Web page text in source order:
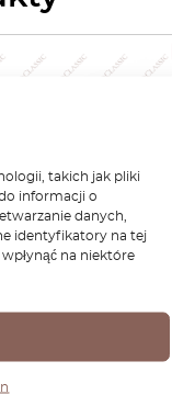
takich jak pliki
informacji o
danych,
identyfikatory na tej
na niektóre
/ Polo 86C 2F / Golf
Convertible
Cover Dash Board